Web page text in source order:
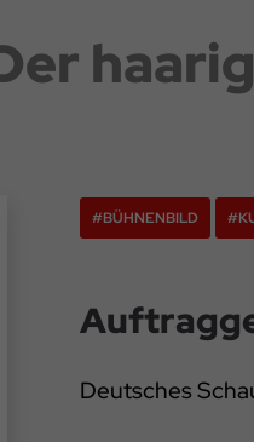
#BÜHNENBILD
Deutsches